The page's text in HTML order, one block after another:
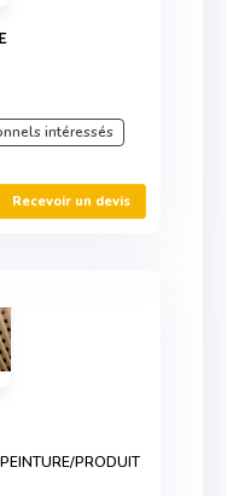
intéressés
Recevoir un devis
PRODUIT